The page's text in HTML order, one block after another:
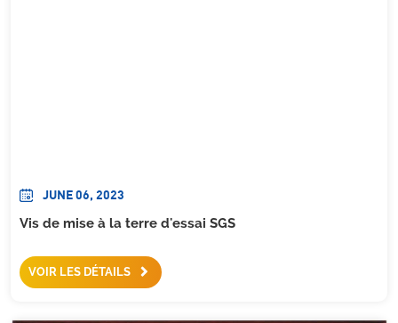
JUNE 06, 2023
Vis de mise à la terre d'essai SGS
VOIR LES DÉTAILS